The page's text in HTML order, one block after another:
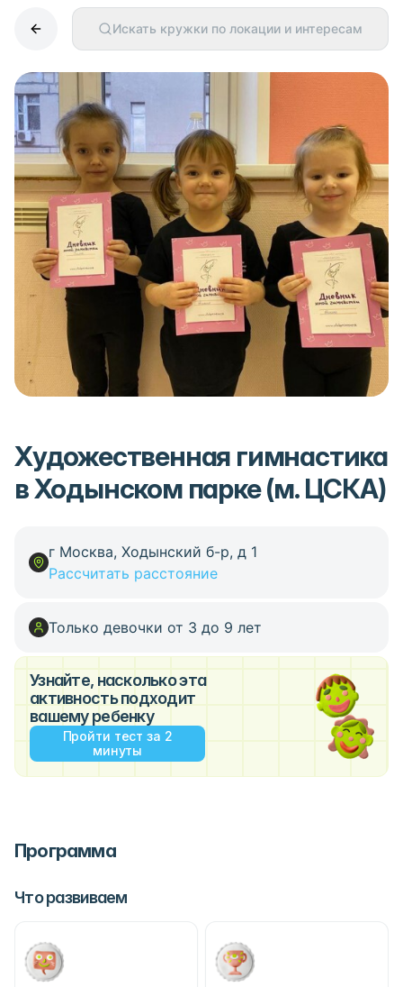
Искать кружки по локации и интересам
Художественная гимнастика
в Ходынском парке (м. ЦСКА)
г Москва, Ходынский б-р, д 1
Рассчитать расстояние
Только девочки от 3 до 9 лет
Узнайте, насколько эта
активность подходит
вашему ребенку
Пройти тест за 2
минуты
Программа
Что развиваем